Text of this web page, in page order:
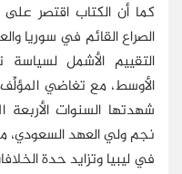
كما أن الكتاب اقتصر على
الصراع القائم في سوريا
التقييم الأشمل
الأوسط، مع تغاضي
شهدتها السنوات
نجم ولي العهد السعودي،
في ليبيا وتزايد حدة